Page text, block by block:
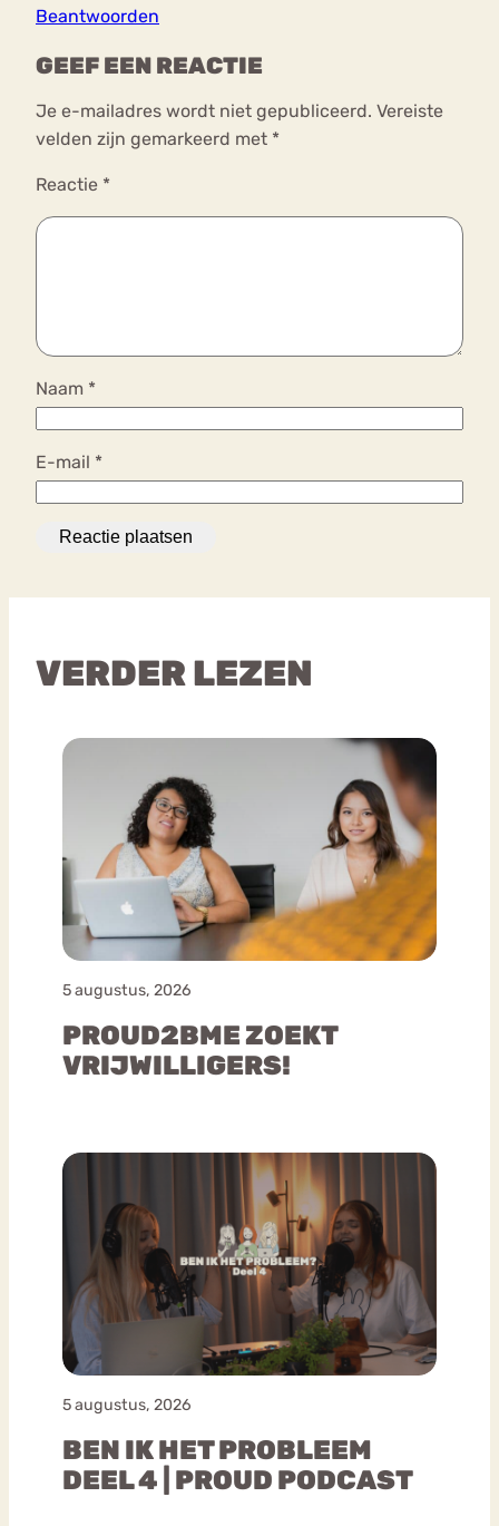
Beantwoorden
GEEF EEN REACTIE
Je e-mailadres wordt niet gepubliceerd. Vereiste
velden zijn gemarkeerd met *
Reactie *
Naam *
E-mail *
VERDER LEZEN
5 augustus, 2026
PROUD2BME ZOEKT
VRIJWILLIGERS!
5 augustus, 2026
BEN IK HET PROBLEEM
DEEL 4 | PROUD PODCAST